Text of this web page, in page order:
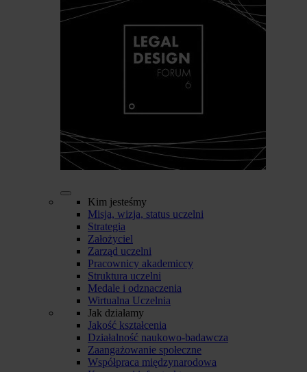
Kim jesteśmy
Misja, wizja, status uczelni
Strategia
Założyciel
Zarząd uczelni
Pracownicy akademiccy
Struktura uczelni
Medale i odznaczenia
Wirtualna Uczelnia
Jak działamy
Jakość kształcenia
Działalność naukowo-badawcza
Zaangażowanie społeczne
Współpraca międzynarodowa